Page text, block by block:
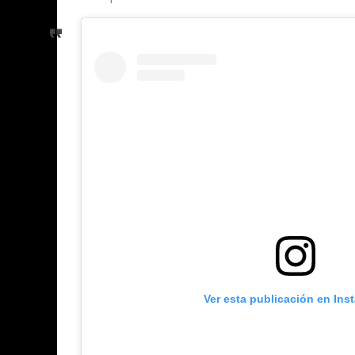
Ver esta publicación en